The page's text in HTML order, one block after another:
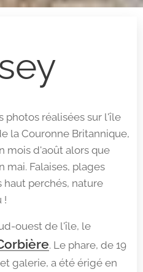
photos réalisées sur l'île
la Couronne Britannique,
mois d'août alors que
mai. Falaises, plages
perchés, nature
!
ouest de l'île, le
. Le phare, de 19
galerie, a été érigé en